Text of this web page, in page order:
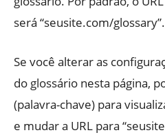
será “seusite.com/glossary”.
Se você alterar as
do glossário nesta página,
(palavra-chave) para
e mudar a URL para